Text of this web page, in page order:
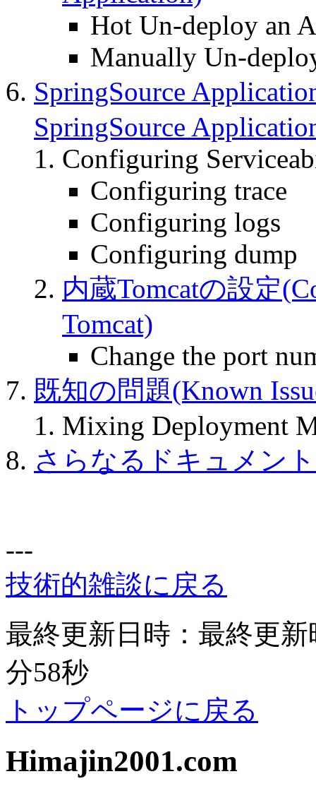
Hot Un-deploy an
Manually Un-
SpringSource
SpringSource
Configuring
Configuring trace
Configuring logs
Configuring dump
内蔵Tomcatの設定
Tomcat)
Change the port
既知の問題(Known
Mixing Deployment
さらなるドキュメント
---
技術的雑談に戻る
最終更新日時：最終更新
分58秒
トップページに戻る
Himajin2001.com